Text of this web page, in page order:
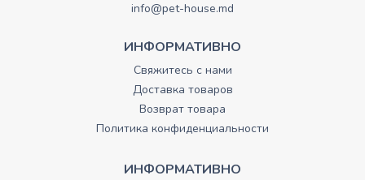
info@pet-house.md
ИНФОРМАТИВНО
Свяжитесь с нами
Доставка товаров
Возврат товара
Политика конфиденциальности
ИНФОРМАТИВНО